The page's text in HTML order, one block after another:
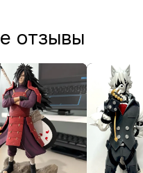
отзывы